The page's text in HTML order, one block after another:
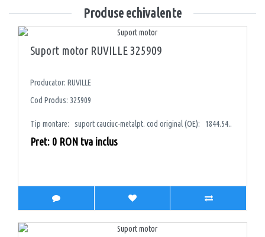
Produse echivalente
Suport motor RUVILLE 325909
Producator: RUVILLE
Cod Produs: 325909
Tip montare: suport cauciuc-metalpt. cod original (OE): 1844.54..
Pret: 0 RON tva inclus